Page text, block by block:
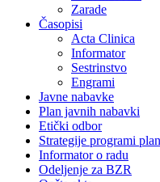
Zarade
Časopisi
Acta Clinica
Informator
Sestrinstvo
Engrami
Javne nabavke
Plan javnih nabavki
Etički odbor
Strategije programi
Informator o radu
Odeljenje za BZR